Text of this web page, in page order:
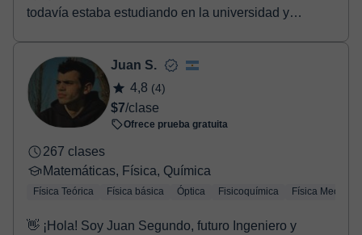
todavía estaba estudiando en la universidad y
Juan S.
4,8 (4)
$7/clase
Ofrece prueba gratuita
267 clases
Matemáticas, Física, Química
Física Teórica Física básica Óptica Fisicoquímica Física Mecánica
👋 ¡Hola! Soy Juan Segundo, futuro Ingeniero y